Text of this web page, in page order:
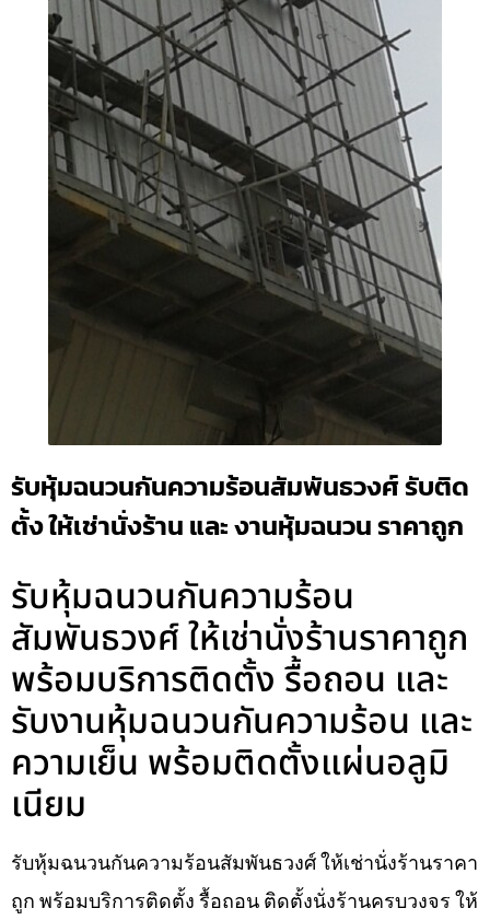
รับหุ้มฉนวนกันความร้อนสัมพันธวงศ์ รับติด
ตั้ง ให้เช่านั่งร้าน และ งานหุ้มฉนวน ราคาถูก
รับหุ้มฉนวนกันความร้อน
สัมพันธวงศ์ ให้เช่านั่งร้านราคาถูก
พร้อมบริการติดตั้ง รื้อถอน และ
รับงานหุ้มฉนวนกันความร้อน และ
ความเย็น พร้อมติดตั้งแผ่นอลูมิ
เนียม
รับหุ้มฉนวนกันความร้อนสัมพันธวงศ์ ให้เช่านั่งร้านราคา
ถูก พร้อมบริการติดตั้ง รื้อถอน ติดตั้งนั่งร้านครบวงจร ให้